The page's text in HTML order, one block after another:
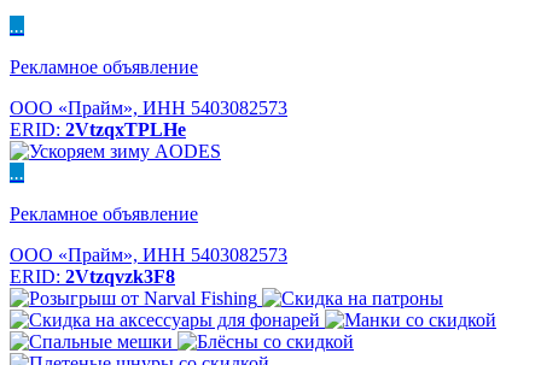
...
Рекламное объявление
ООО «Прайм», ИНН 5403082573
ERID: 2VtzqxTPLHe
...
Рекламное объявление
ООО «Прайм», ИНН 5403082573
ERID: 2Vtzqvzk3F8